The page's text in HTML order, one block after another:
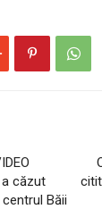
a căzut
Băii